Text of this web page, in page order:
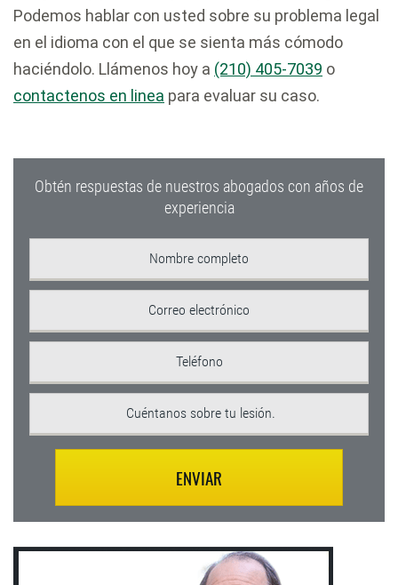
Podemos hablar con usted sobre su problema legal
en el idioma con el que se sienta más cómodo
haciéndolo. Llámenos hoy a (210) 405-7039 o
contactenos en linea para evaluar su caso.
Obtén respuestas de nuestros abogados con años de
experiencia
ENVIAR